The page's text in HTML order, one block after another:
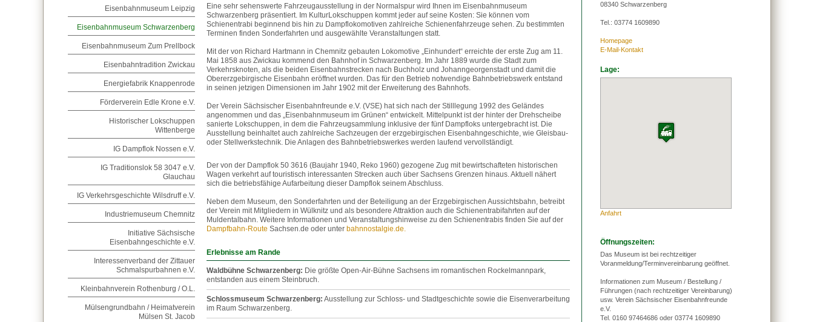
Eisenbahnmuseum Leipzig
Eisenbahnmuseum Schwarzenberg
Eisenbahnmuseum Zum Prellbock
Eisenbahntradition Zwickau
Energiefabrik Knappenrode
Förderverein Edle Krone e.V.
Historischer Lokschuppen
Wittenberge
IG Dampflok Nossen e.V.
IG Traditionslok 58 3047 e.V.
Glauchau
IG Verkehrsgeschichte Wilsdruff e.V.
Industriemuseum Chemnitz
Initiative Sächsische
Eisenbahngeschichte e.V.
Interessenverband der Zittauer
Schmalspurbahnen e.V.
Kleinbahnverein Rothenburg / O.L.
Mülsengrundbahn / Heimatverein
Mülsen St. Jacob
Eine sehr sehenswerte Fahrzeugausstellung in der Normalspur wird Ihnen im Eisenbahnmuseum
Schwarzenberg präsentiert. Im KulturLokschuppen kommt jeder auf seine Kosten: Sie können vom
Schienentrabi beginnend bis hin zu Dampflokomotiven zahlreiche Schienenfahrzeuge sehen. Zu bestimmten
Terminen finden Sonderfahrten und ausgewählte Veranstaltungen statt.
Mit der von Richard Hartmann in Chemnitz gebauten Lokomotive „Einhundert“ erreichte der erste Zug am 11.
Mai 1858 aus Zwickau kommend den Bahnhof in Schwarzenberg. Im Jahr 1889 wurde die Stadt zum
Verkehrsknoten, als die beiden Eisenbahnstrecken nach Buchholz und Johanngeorgenstadt und damit die
Obererzgebirgische Eisenbahn eröffnet wurden. Das für den Betrieb notwendige Bahnbetriebswerk entstand
in seinen jetzigen Dimensionen im Jahr 1902 mit der Erweiterung des Bahnhofs.
Der Verein Sächsischer Eisenbahnfreunde e.V. (VSE) hat sich nach der Stilllegung 1992 des Geländes
angenommen und das „Eisenbahnmuseum im Grünen“ entwickelt. Mittelpunkt ist der hinter der Drehscheibe
sanierte Lokschuppen, in dem die Fahrzeugsammlung inklusive der fünf Dampfloks untergebracht ist. Die
Ausstellung beinhaltet auch zahlreiche Sachzeugen der erzgebirgischen Eisenbahngeschichte, wie Gleisbau-
oder Stellwerkstechnik. Die Anlagen des Bahnbetriebswerkes werden laufend vervollständigt.
Der von der Dampflok 50 3616 (Baujahr 1940, Reko 1960) gezogene Zug mit bewirtschafteten historischen
Wagen verkehrt auf touristisch interessanten Strecken auch über Sachsens Grenzen hinaus. Aktuell nähert
sich die betriebsfähige Aufarbeitung dieser Dampflok seinem Abschluss.
Neben dem Museum, den Sonderfahrten und der Beteiligung an der Erzgebirgischen Aussichtsbahn, betreibt
der Verein mit Mitgliedern in Wülknitz und als besondere Attraktion auch die Schienentrabifahrten auf der
Muldentalbahn. Weitere Informationen und Veranstaltungshinweise zu den Schienentrabis finden Sie auf der
Dampfbahn-Route Sachsen.de oder unter bahnnostalgie.de.
Erlebnisse am Rande
Waldbühne Schwarzenberg: Die größte Open-Air-Bühne Sachsens im romantischen Rockelmannpark,
entstanden aus einem Steinbruch.
Schlossmuseum Schwarzenberg: Ausstellung zur Schloss- und Stadtgeschichte sowie die Eisenverarbeitung
im Raum Schwarzenberg.
08340 Schwarzenberg
Tel.: 03774 1609890
Homepage
E-Mail-Kontakt
Lage:
Anfahrt
Öffnungszeiten:
Das Museum ist bei rechtzeitiger
Voranmeldung/Terminvereinbarung geöffnet.
Informationen zum Museum / Bestellung /
Führungen (nach rechtzeitiger Vereinbarung)
usw. Verein Sächsischer Eisenbahnfreunde
e.V.
Tel. 0160 97464686 oder 03774 1609890